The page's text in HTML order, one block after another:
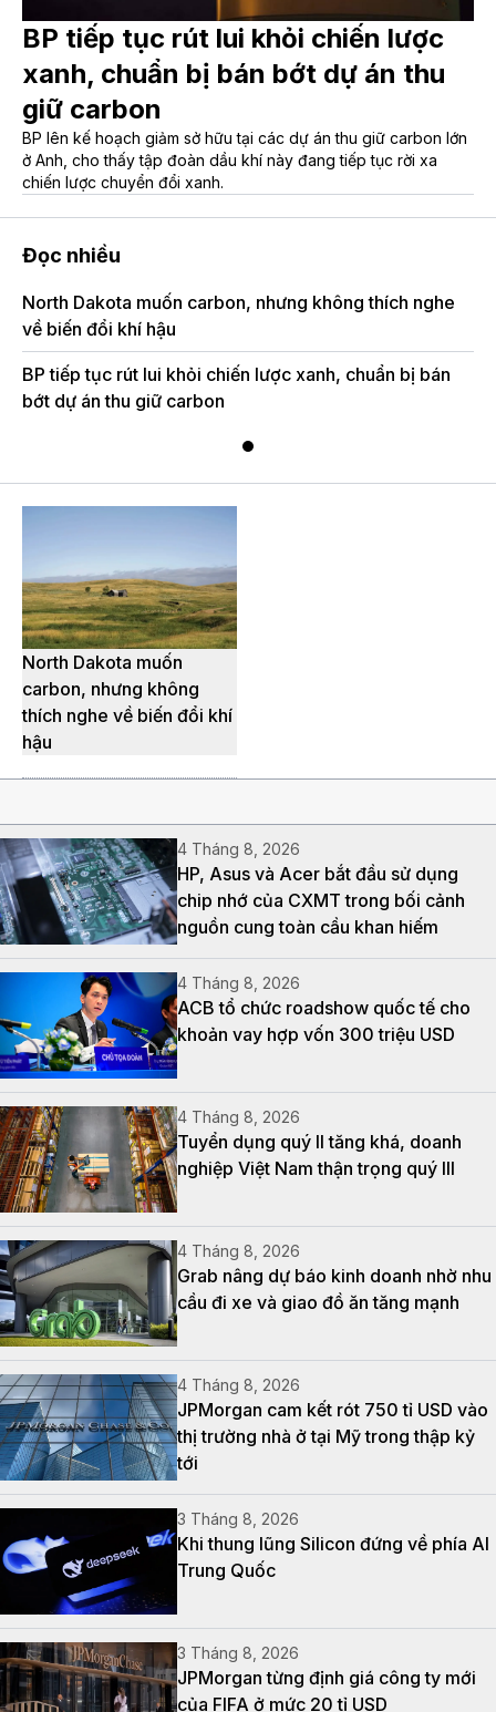
BP tiếp tục rút lui khỏi chiến lược
xanh, chuẩn bị bán bớt dự án thu
giữ carbon
BP lên kế hoạch giảm sở hữu tại các dự án thu giữ carbon lớn
ở Anh, cho thấy tập đoàn dầu khí này đang tiếp tục rời xa
chiến lược chuyển đổi xanh.
Đọc nhiều
North Dakota muốn carbon, nhưng không thích nghe
về biến đổi khí hậu
BP tiếp tục rút lui khỏi chiến lược xanh, chuẩn bị bán
bớt dự án thu giữ carbon
North Dakota muốn
carbon, nhưng không
thích nghe về biến đổi khí
hậu
4 Tháng 8, 2026
HP, Asus và Acer bắt đầu sử dụng
chip nhớ của CXMT trong bối cảnh
nguồn cung toàn cầu khan hiếm
4 Tháng 8, 2026
ACB tổ chức roadshow quốc tế cho
khoản vay hợp vốn 300 triệu USD
4 Tháng 8, 2026
Tuyển dụng quý II tăng khá, doanh
nghiệp Việt Nam thận trọng quý III
4 Tháng 8, 2026
Grab nâng dự báo kinh doanh nhờ nhu
cầu đi xe và giao đồ ăn tăng mạnh
4 Tháng 8, 2026
JPMorgan cam kết rót 750 tỉ USD vào
thị trường nhà ở tại Mỹ trong thập kỷ
tới
3 Tháng 8, 2026
Khi thung lũng Silicon đứng về phía AI
Trung Quốc
3 Tháng 8, 2026
JPMorgan từng định giá công ty mới
của FIFA ở mức 20 tỉ USD